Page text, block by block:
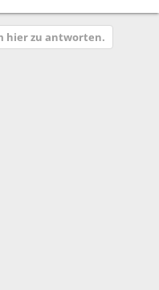
hier zu antworten.